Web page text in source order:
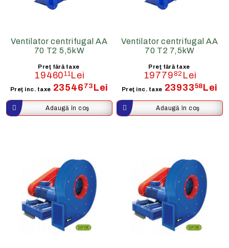
Ventilator centrifugal AA
70 T2 5,5kW
Preţ fără taxe
1946011Lei
Preţ inc. taxe 23546 73 Lei
Ventilator centrifugal AA
70 T2 7,5kW
Preţ fără taxe
1977982 Lei
Preţ inc. taxe 2393358Lei